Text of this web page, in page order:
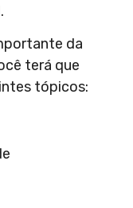
da
terá que
tópicos: